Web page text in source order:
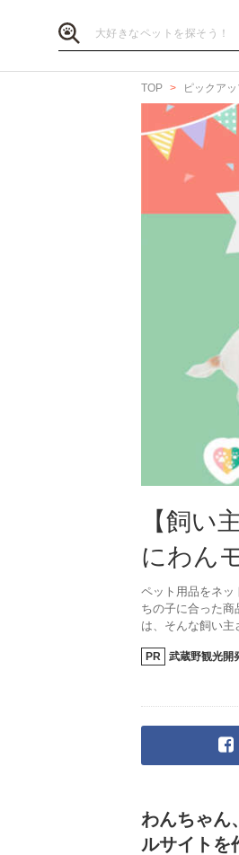
TOP ピックア
【飼い
にわん
ペット用品をネッ
ちの子に合った
は、そんな飼い主
PR 武蔵野観光開
わんちゃん
ルサイトを